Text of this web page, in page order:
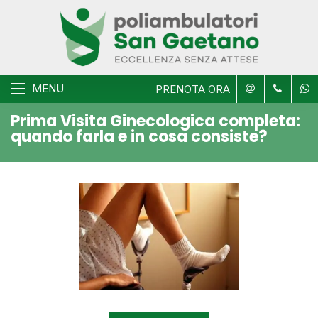
Prima Visita Ginecologica completa:
quando farla e in cosa consiste?
MENU PRENOTA ORA